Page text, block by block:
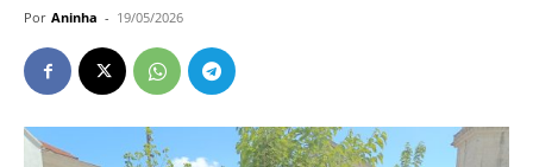
Por Aninha - 19/05/2026